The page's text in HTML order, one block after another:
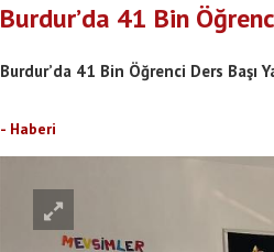
Burdur’da 41 Bin
Burdur’da 41 Bin Öğrenci Ders Başı
- Haberi
Şehit Uzman Onbaşı